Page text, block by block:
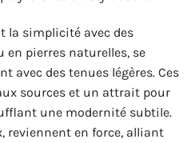
la simplicité avec des
en pierres naturelles, se
avec des tenues légères. Ces
sources et un attrait pour
une modernité subtile.
reviennent en force, alliant